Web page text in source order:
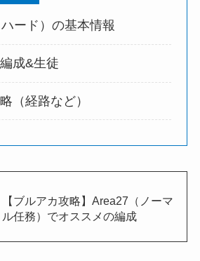
ード）の基本情報
成&生徒
（経路など）
【ブルアカ攻略】Area27（ノーマ
ル任務）でオススメの編成